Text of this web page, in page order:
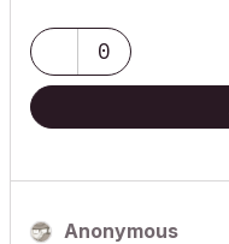
0
Anonymous